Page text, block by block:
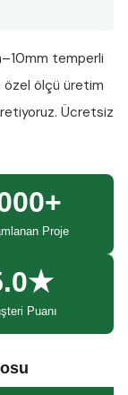
temperli
ölçü üretim
Ücretsiz
Proje
Puanı